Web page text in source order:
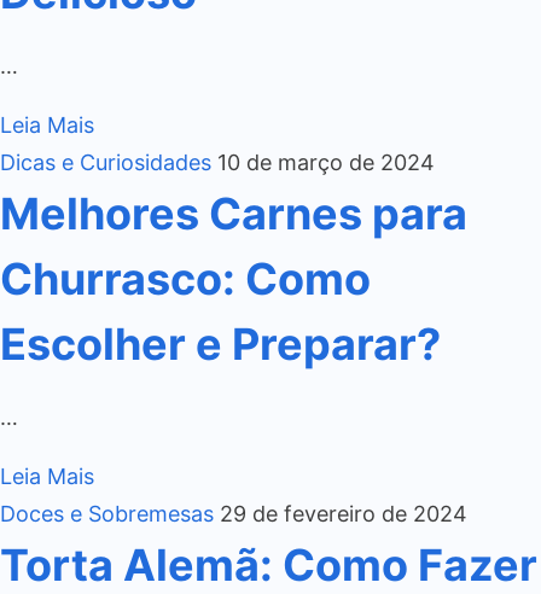
…
Leia Mais
Dicas e Curiosidades 10 de março de 2024
Melhores Carnes para
Churrasco: Como
Escolher e Preparar?
…
Leia Mais
Doces e Sobremesas 29 de fevereiro de 2024
Torta Alemã: Como Fazer